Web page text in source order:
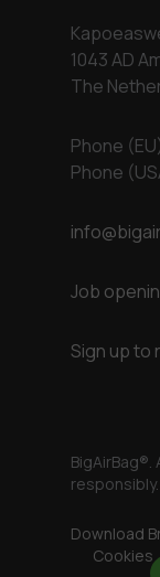
1043 AD
The
Phone
Phone
Job
Sign up to
responsibly.
Download
Cookies